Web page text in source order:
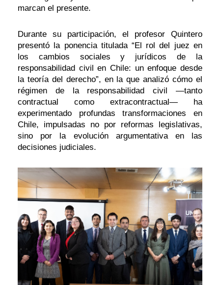
marcan el presente.
Durante su participación, el profesor Quintero
presentó la ponencia titulada “El rol del juez en
los cambios sociales y jurídicos de la
responsabilidad civil en Chile: un enfoque desde
la teoría del derecho”, en la que analizó cómo el
régimen de la responsabilidad civil —tanto
contractual como extracontractual— ha
experimentado profundas transformaciones en
Chile, impulsadas no por reformas legislativas,
sino por la evolución argumentativa en las
decisiones judiciales.